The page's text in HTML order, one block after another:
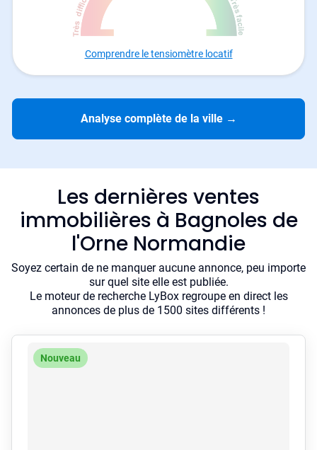
Comprendre le tensiomètre locatif
Analyse complète de la ville →
Les dernières ventes
immobilières à Bagnoles de
l'Orne Normandie
Soyez certain de ne manquer aucune annonce, peu importe
sur quel site elle est publiée.
Le moteur de recherche LyBox regroupe en direct les
annonces de plus de 1500 sites différents !
Nouveau